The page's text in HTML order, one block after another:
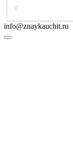
info@znaykauchit.ru